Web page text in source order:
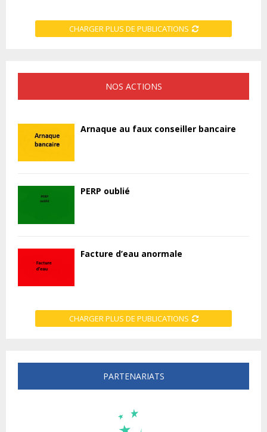
CHARGER PLUS DE PUBLICATIONS
NOS ACTIONS
Arnaque au faux conseiller bancaire
PERP oublié
Facture d’eau anormale
CHARGER PLUS DE PUBLICATIONS
PARTENARIATS